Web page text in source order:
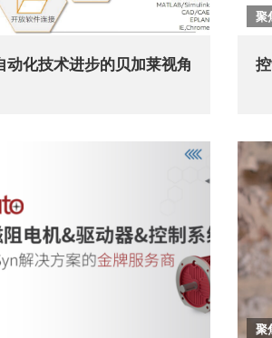
化技术进步的贝加莱视角
聚
聚